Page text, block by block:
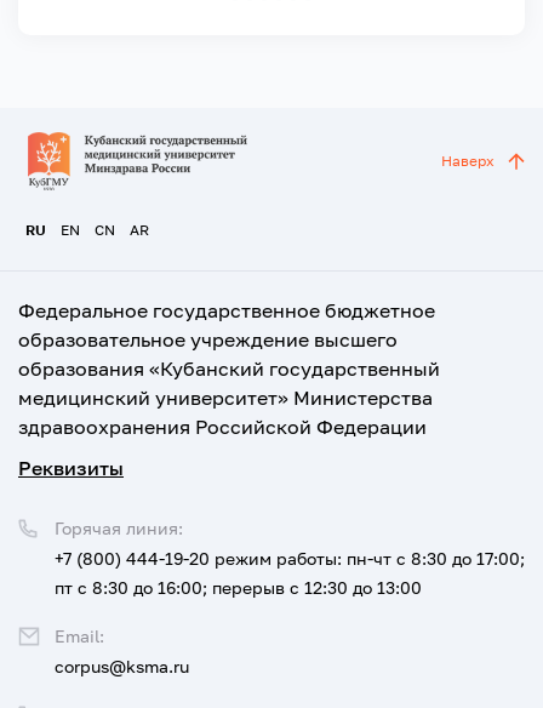
RU EN CN AR
Наверх
Федеральное государственное бюджетное
образовательное учреждение высшего
образования «Кубанский государственный
медицинский университет» Министерства
здравоохранения Российской Федерации
Реквизиты
Горячая линия:
+7 (800) 444-19-20 режим работы: пн-чт с 8:30 до 17:00;
пт с 8:30 до 16:00; перерыв с 12:30 до 13:00
Email:
corpus@ksma.ru